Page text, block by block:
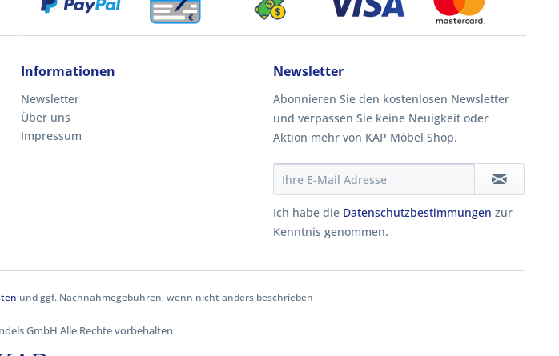
Informationen
Newsletter
Über uns
Impressum
Newsletter
Abonnieren Sie den kostenlosen Newsletter
und verpassen Sie keine Neuigkeit oder
Aktion mehr von KAP Möbel Shop.
Ich habe die Datenschutzbestimmungen zur
Kenntnis genommen.
und ggf. Nachnahmegebühren, wenn nicht anders beschrieben
GmbH Alle Rechte vorbehalten